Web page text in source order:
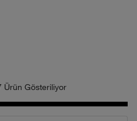
Ürün Gösteriliyor